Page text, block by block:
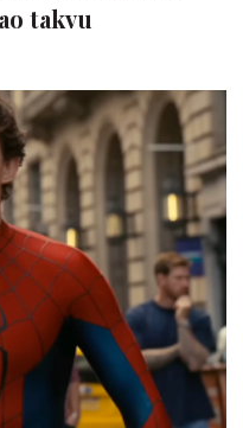
takvu